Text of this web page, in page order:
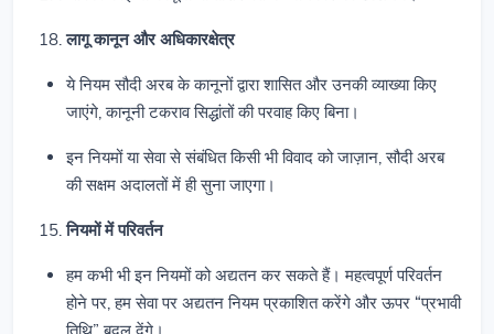
लागू कानून और अधिकारक्षेत्र
ये नियम सौदी अरब के कानूनों द्वारा शासित और उनकी व्याख्या किए
जाएंगे, कानूनी टकराव सिद्धांतों की परवाह किए बिना।
इन नियमों या सेवा से संबंधित किसी भी विवाद को जाज़ान, सौदी अरब
की सक्षम अदालतों में ही सुना जाएगा।
नियमों में परिवर्तन
हम कभी भी इन नियमों को अद्यतन कर सकते हैं। महत्वपूर्ण परिवर्तन
होने पर, हम सेवा पर अद्यतन नियम प्रकाशित करेंगे और ऊपर “प्रभावी